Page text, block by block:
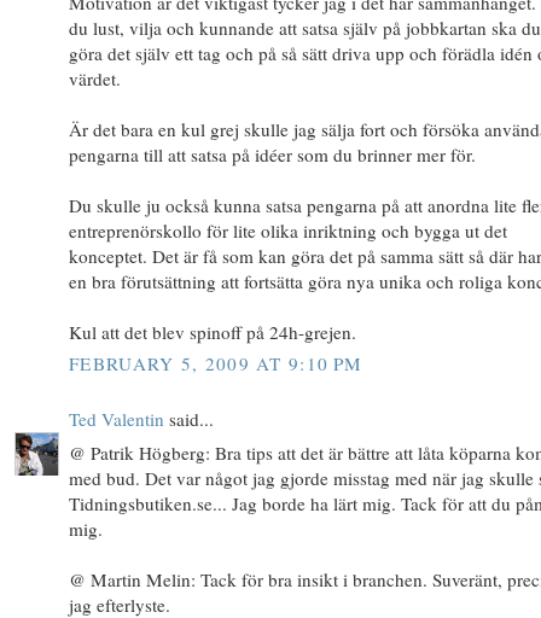
du lust, vilja och kunnande att satsa själv på jobbkartan ska
göra det själv ett tag och på så sätt driva upp och förädla idén
värdet.
Är det bara en kul grej skulle jag sälja fort och försöka
pengarna till att satsa på idéer som du brinner mer för.
Du skulle ju också kunna satsa pengarna på att anordna lite
entreprenörskollo för lite olika inriktning och bygga ut det
konceptet. Det är få som kan göra det på samma sätt så där
en bra förutsättning att fortsätta göra nya unika och roliga
Kul att det blev spinoff på 24h-grejen.
FEBRUARY 5, 2009 AT 9:10 PM
Ted Valentin said...
@ Patrik Högberg: Bra tips att det är bättre att låta köparna
med bud. Det var något jag gjorde misstag med när jag skulle
Tidningsbutiken.se... Jag borde ha lärt mig. Tack för att du
mig.
@ Martin Melin: Tack för bra insikt i branchen. Suveränt,
jag efterlyste.